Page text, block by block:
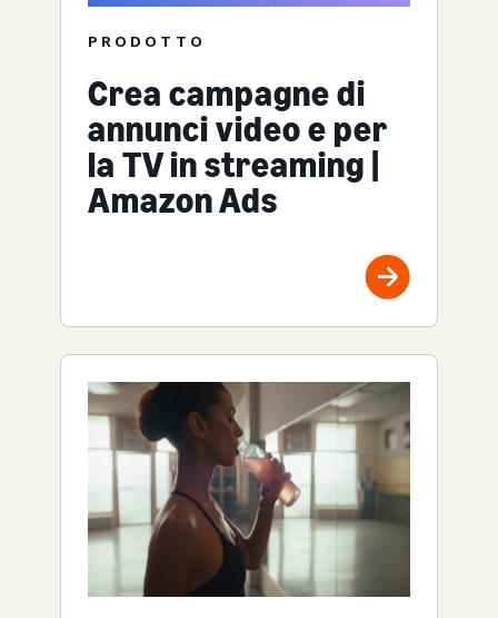
PRODOTTO
Crea campagne di
annunci video e per
la TV in streaming |
Amazon Ads